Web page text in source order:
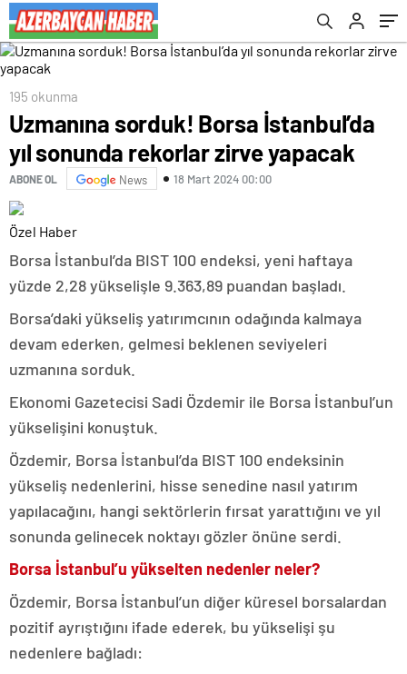
195 okunma
Uzmanına sorduk! Borsa İstanbul’da
yıl sonunda rekorlar zirve yapacak
ABONE OL News 18 Mart 2024 00:00
Özel Haber
Borsa İstanbul’da BIST 100 endeksi, yeni haftaya
yüzde 2,28 yükselişle 9.363,89 puandan başladı.
Borsa’daki yükseliş yatırımcının odağında kalmaya
devam ederken, gelmesi beklenen seviyeleri
uzmanına sorduk.
Ekonomi Gazetecisi Sadi Özdemir ile Borsa İstanbul’un
yükselişini konuştuk.
Özdemir, Borsa İstanbul’da BIST 100 endeksinin
yükseliş nedenlerini, hisse senedine nasıl yatırım
yapılacağını, hangi sektörlerin fırsat yarattığını ve yıl
sonunda gelinecek noktayı gözler önüne serdi.
Borsa İstanbul’u yükselten nedenler neler?
Özdemir, Borsa İstanbul’un diğer küresel borsalardan
pozitif ayrıştığını ifade ederek, bu yükselişi şu
nedenlere bağladı: